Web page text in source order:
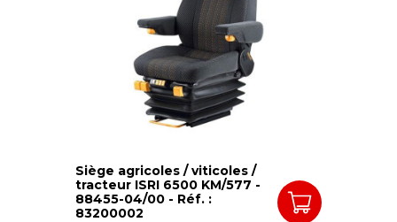
Siège agricoles / viticoles /
tracteur ISRI 6500 KM/577 -
88455-04/00 - Réf. :
83200002